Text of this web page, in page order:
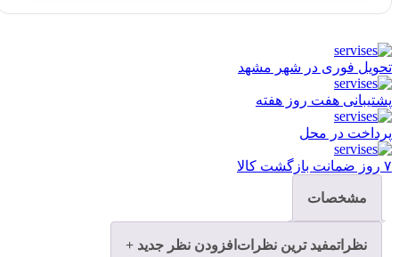
تحویل فوری در شهر مشهد
پشتیبانی هفت روز هفته
پرداخت در محل
۷ روز ضمانت بازگشت کالا
مشخصات
نظراتمفید ترین نظرات افزودن نظر جدید +